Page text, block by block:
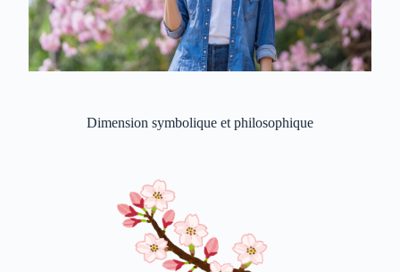
Dimension symbolique et philosophique